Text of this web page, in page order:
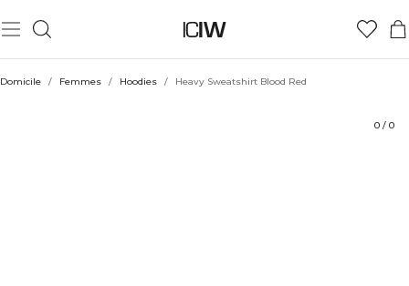
Domicile / Femmes / Hoodies / Heavy Sweatshirt Blood Red
0 / 0